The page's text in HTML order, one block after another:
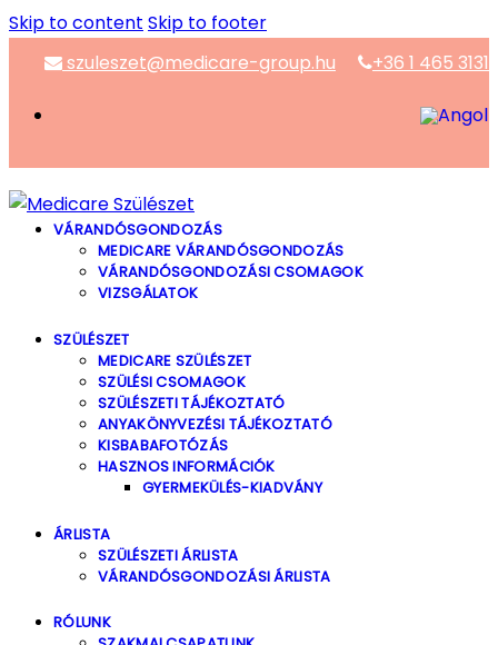
Skip to content Skip to footer
szuleszet@medicare-group.hu
+36 1 465 3131
VÁRANDÓSGONDOZÁS
MEDICARE VÁRANDÓSGONDOZÁS
VÁRANDÓSGONDOZÁSI CSOMAGOK
VIZSGÁLATOK
SZÜLÉSZET
MEDICARE SZÜLÉSZET
SZÜLÉSI CSOMAGOK
SZÜLÉSZETI TÁJÉKOZTATÓ
ANYAKÖNYVEZÉSI TÁJÉKOZTATÓ
KISBABAFOTÓZÁS
HASZNOS INFORMÁCIÓK
GYERMEKÜLÉS-KIADVÁNY
ÁRLISTA
SZÜLÉSZETI ÁRLISTA
VÁRANDÓSGONDOZÁSI ÁRLISTA
RÓLUNK